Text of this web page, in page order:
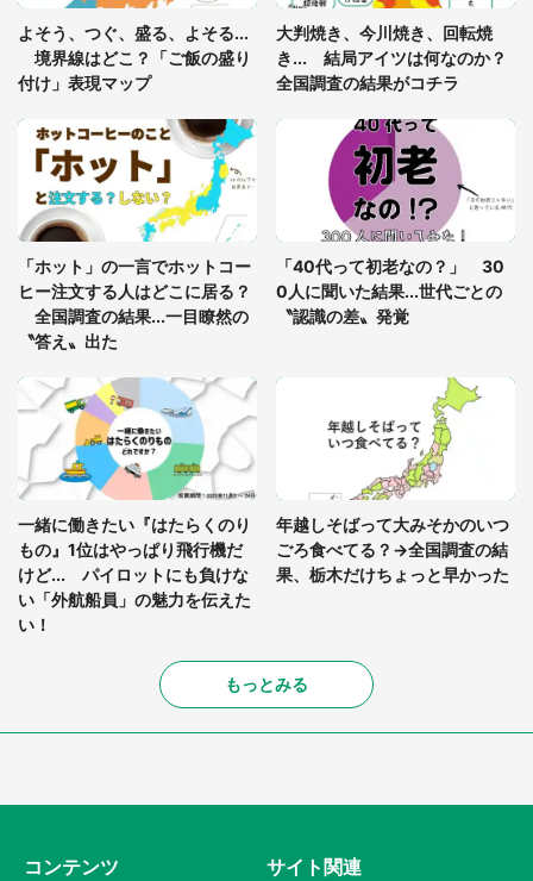
「閉所恐怖症の私は新幹線で大パニック。隣席の青
年に『手を繋いで』とお願いしたら...」 体験談に
8万人感動
知らぬおじいさんがわざわざ声をかけてきて（兵庫
県・30代女性）
「ゾワゾワする」「本当に気持ち悪い」 道端でバ
グっちゃってた〝野生の野菜〟に6.5万人戦慄
よそう、つぐ、盛る、よそる...
境界線はどこ？「ご飯の盛り
付け」表現マップ
大判焼き、今川焼き、回転焼
き... 結局アイツは何なのか？
全国調査の結果がコチラ
「ホット」の一言でホットコー
ヒー注文する人はどこに居る？
全国調査の結果...一目瞭然の
〝答え〟出た
「40代って初老なの？」 30
0人に聞いた結果...世代ごとの
〝認識の差〟発覚
一緒に働きたい『はたらくのり
もの』1位はやっぱり飛行機だ
けど... パイロットにも負けな
い「外航船員」の魅力を伝えた
い！
年越しそばって大みそかのいつ
ごろ食べてる？→全国調査の結
果、栃木だけちょっと早かった
もっとみる
コンテンツ サイト関連